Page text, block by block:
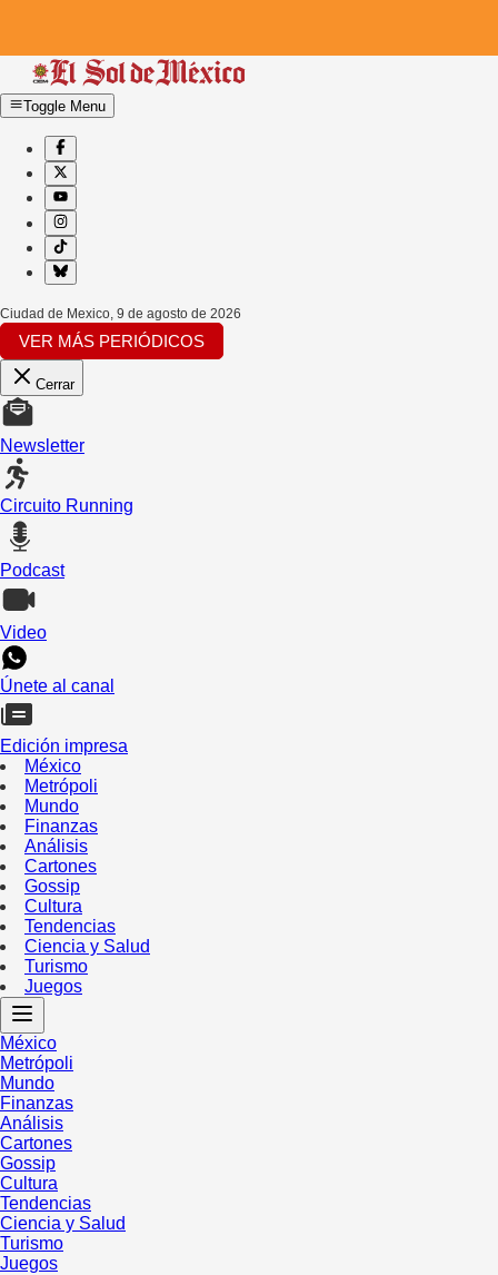
Toggle Menu
Ciudad de Mexico, 9 de agosto de 2026
VER MÁS PERIÓDICOS
Cerrar
Newsletter
Circuito Running
Podcast
Video
Únete al canal
Edición impresa
México
Metrópoli
Mundo
Finanzas
Análisis
Cartones
Gossip
Cultura
Tendencias
Ciencia y Salud
Turismo
Juegos
México
Metrópoli
Mundo
Finanzas
Análisis
Cartones
Gossip
Cultura
Tendencias
Ciencia y Salud
Turismo
Juegos